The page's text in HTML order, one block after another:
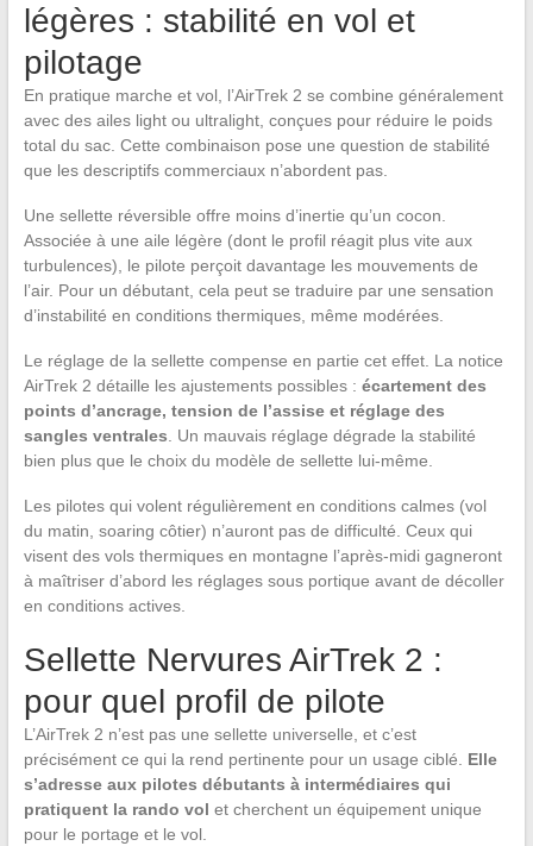
légères : stabilité en vol et
pilotage
En pratique marche et vol, l’AirTrek 2 se combine généralement
avec des ailes light ou ultralight, conçues pour réduire le poids
total du sac. Cette combinaison pose une question de stabilité
que les descriptifs commerciaux n’abordent pas.
Une sellette réversible offre moins d’inertie qu’un cocon.
Associée à une aile légère (dont le profil réagit plus vite aux
turbulences), le pilote perçoit davantage les mouvements de
l’air. Pour un débutant, cela peut se traduire par une sensation
d’instabilité en conditions thermiques, même modérées.
Le réglage de la sellette compense en partie cet effet. La notice
AirTrek 2 détaille les ajustements possibles : écartement des
points d’ancrage, tension de l’assise et réglage des
sangles ventrales. Un mauvais réglage dégrade la stabilité
bien plus que le choix du modèle de sellette lui-même.
Les pilotes qui volent régulièrement en conditions calmes (vol
du matin, soaring côtier) n’auront pas de difficulté. Ceux qui
visent des vols thermiques en montagne l’après-midi gagneront
à maîtriser d’abord les réglages sous portique avant de décoller
en conditions actives.
Sellette Nervures AirTrek 2 :
pour quel profil de pilote
L’AirTrek 2 n’est pas une sellette universelle, et c’est
précisément ce qui la rend pertinente pour un usage ciblé. Elle
s’adresse aux pilotes débutants à intermédiaires qui
pratiquent la rando vol et cherchent un équipement unique
pour le portage et le vol.